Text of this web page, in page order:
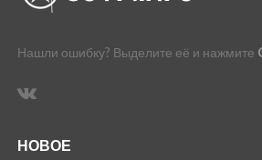
Нашли ошибку? Выделите её и нажмите
НОВОЕ